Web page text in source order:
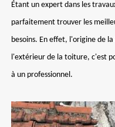
Étant un expert dans les
parfaitement trouver les
besoins. En effet, l'origine de
l'extérieur de la toiture, c'est
à un professionnel.